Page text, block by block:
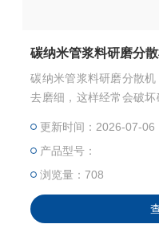
碳纳米管浆料研磨分
碳纳米管浆料研磨分散
去磨细，这样经常会破坏
直接的撞击来完成研磨
更新时间：2026-07-06
产品型号：
浏览量：708